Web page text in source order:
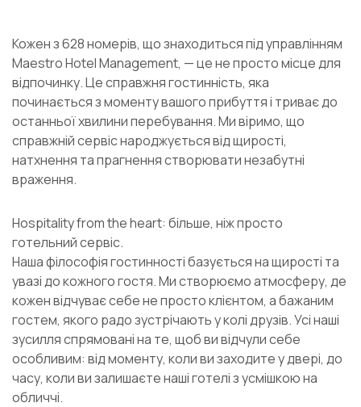
Кожен з 628 номерів, що знаходиться під управлінням
Maestro Hotel Management, — це не просто місце для
відпочинку. Це справжня гостинність, яка
починається з моменту вашого прибуття і триває до
останньої хвилини перебування. Ми віримо, що
справжній сервіс народжується від щирості,
натхнення та прагнення створювати незабутні
враження.
Hospitality from the heart: більше, ніж просто
готельний сервіс.
Наша філософія гостинності базується на щирості та
увазі до кожного гостя. Ми створюємо атмосферу, де
кожен відчуває себе не просто клієнтом, а бажаним
гостем, якого радо зустрічають у колі друзів. Усі наші
зусилля спрямовані на те, щоб ви відчули себе
особливим: від моменту, коли ви заходите у двері, до
часу, коли ви залишаєте наші готелі з усмішкою на
обличчі.